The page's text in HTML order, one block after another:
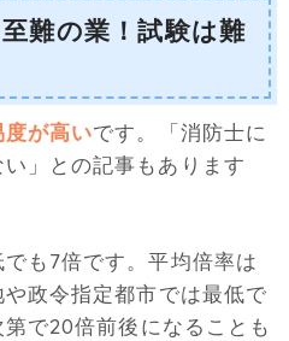
難の業！試験は難
が高いです。「消防士に
」との記事もあります
も7倍です。平均倍率は
政令指定都市では最低で
で20倍前後になることも